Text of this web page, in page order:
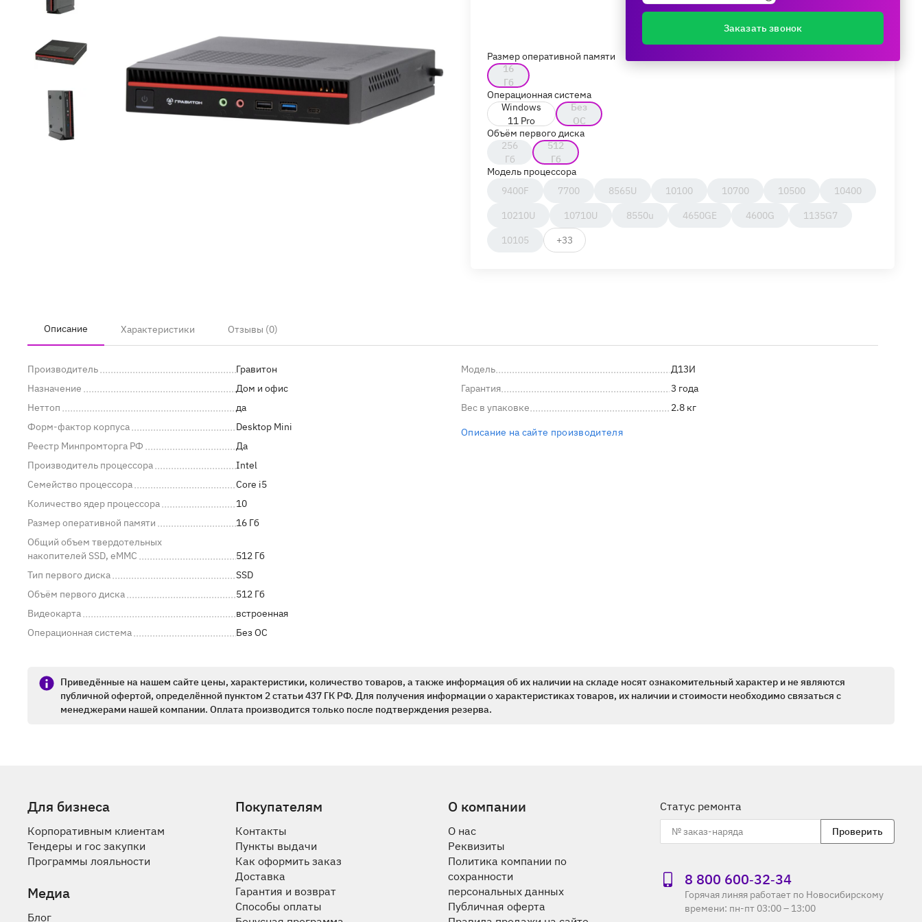
Размер оперативной памяти
16
Гб
Операционная система
Windows
11 Pro
Без
ОС
Объём первого диска
256
Гб
512
Гб
Модель процессора
9400F
7700 8565U 10100 10700 10500
10400
10210U
10710U 8550u 4650GE 4600G
1135G7
10105
+33
Описание Характеристики Отзывы (0)
Производитель
Гравитон
Назначение
Дом и офис
Неттоп
да
Форм-фактор корпуса
Desktop Mini
Реестр Минпромторга РФ
Да
Производитель процессора
Intel
Семейство процессора
Core i5
Количество ядер процессора
10
Размер оперативной памяти
16 Гб
Общий объем твердотельных
накопителей SSD, eMMC
512 Гб
Тип первого диска
SSD
Объём первого диска
512 Гб
Видеокарта
встроенная
Операционная система
Без ОС
Модель
Д13И
Гарантия
3 года
Вес в упаковке
2.8 кг
Описание на сайте производителя
Приведённые на нашем сайте цены, характеристики, количество товаров, а также информация об их наличии на складе носят ознакомительный характер и не являются
публичной офертой, определённой пунктом 2 статьи 437 ГК РФ. Для получения информации о характеристиках товаров, их наличии и стоимости необходимо связаться с
менеджерами нашей компании. Оплата производится только после подтверждения резерва.
Для бизнеса
Корпоративным клиентам
Тендеры и гос закупки
Программы лояльности
Медиа
Блог
Покупателям
Контакты
Пункты выдачи
Как оформить заказ
Доставка
Гарантия и возврат
Способы оплаты
О компании
О нас
Реквизиты
Политика компании по
сохранности
персональных данных
Публичная оферта
Статус ремонта
Проверить
8 800 600‑32‑34
Горячая линяя работает по Новосибирскому
времени: пн-пт 03:00 – 13:00
Заказать звонок